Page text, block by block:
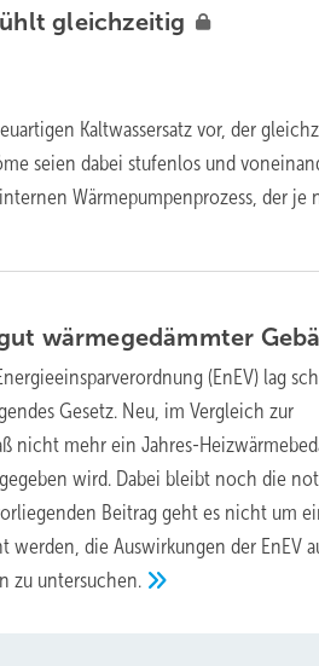
gleichzeitig
Kaltwassersatz vor, der
seien dabei stufenlos und
Wärmepumpenprozess, der je
wärmegedämmter
(EnEV) lag
Gesetz. Neu, im Vergleich zur
nicht mehr ein Jahres-
wird. Dabei bleibt noch die
Beitrag geht es nicht um
werden, die Auswirkungen der EnEV
zu untersuchen.